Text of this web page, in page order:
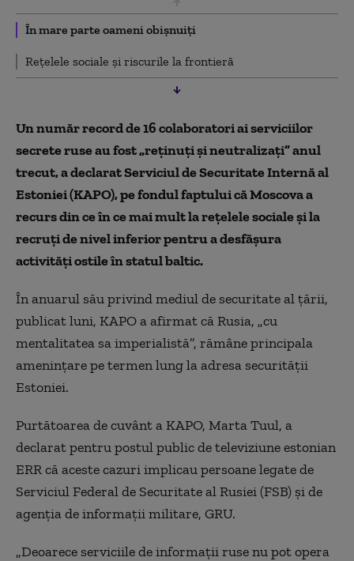
În mare parte oameni obișnuiți
Rețelele sociale și riscurile la frontieră
Un număr record de 16 colaboratori ai serviciilor
secrete ruse au fost „reținuți și neutralizați” anul
trecut, a declarat Serviciul de Securitate Internă al
Estoniei (KAPO), pe fondul faptului că Moscova a
recurs din ce în ce mai mult la rețelele sociale și la
recruți de nivel inferior pentru a desfășura
activități ostile în statul baltic.
În anuarul său privind mediul de securitate al țării,
publicat luni, KAPO a afirmat că Rusia, „cu
mentalitatea sa imperialistă”, rămâne principala
amenințare pe termen lung la adresa securității
Estoniei.
Purtătoarea de cuvânt a KAPO, Marta Tuul, a
declarat pentru postul public de televiziune estonian
ERR că aceste cazuri implicau persoane legate de
Serviciul Federal de Securitate al Rusiei (FSB) și de
agenția de informații militare, GRU.
„Deoarece serviciile de informații ruse nu pot opera